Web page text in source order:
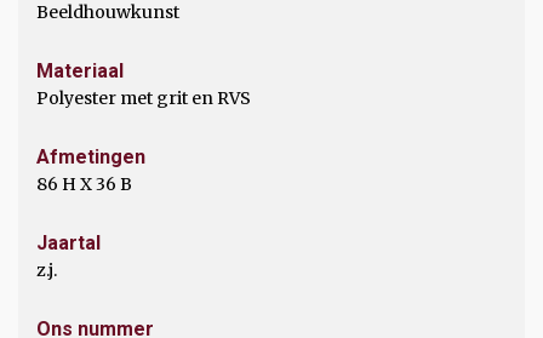
Beeldhouwkunst
Materiaal
Polyester met grit en RVS
Afmetingen
86 H X 36 B
Jaartal
z.j.
Ons nummer